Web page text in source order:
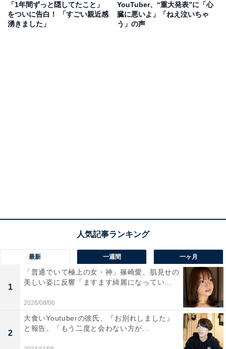
「1年間ずっと隠してたこと」
をついに告白！ 「すごい親近感
湧きました」
YouTuber、“重大発表”に「心
臓に悪いよ」「ねえ泣いちゃ
う」の声
最新 一週間 一ヶ月
1
「普通でいて極上の女・神」篠崎愛、肌見せの
美しい姿に反響「ますます綺麗になってい...
2026/08/06
2
大食いYoutuberの彼氏、『お別れしました』
と報告。「もう二度と会わない方が...